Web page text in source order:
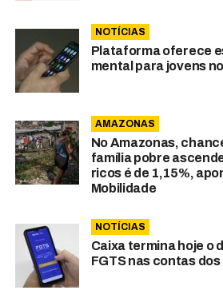
NOTÍCIAS
Plataforma oferece
mental para jovens
AMAZONAS
No Amazonas,
família pobre
ricos é de 1,15%,
Mobilidade
NOTÍCIAS
Caixa termina hoje o
FGTS nas contas